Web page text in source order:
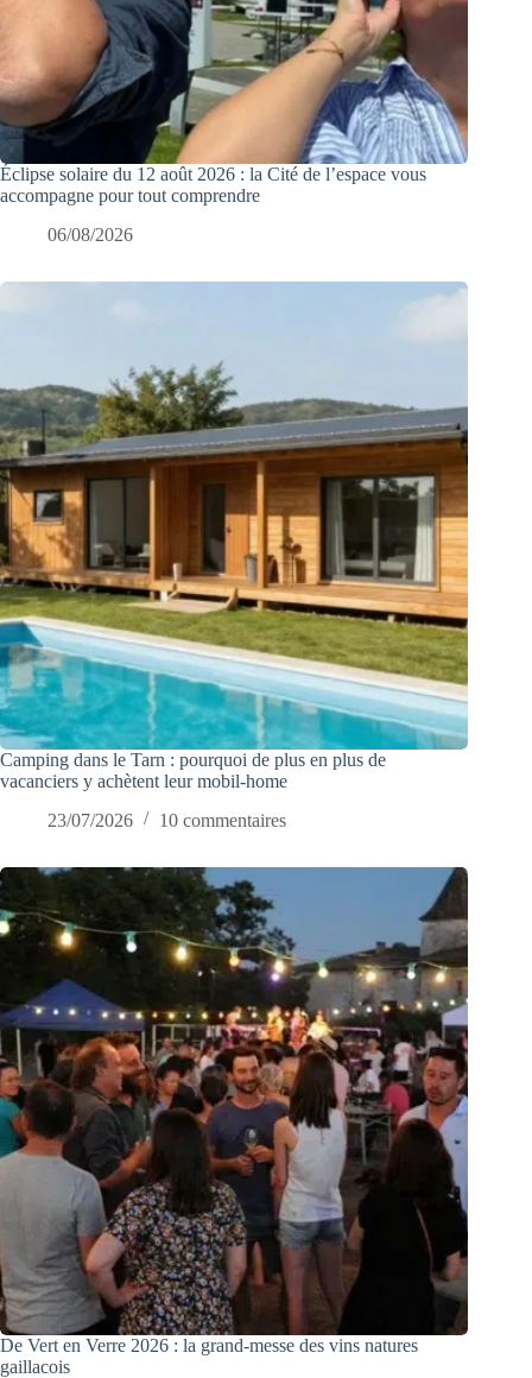
Éclipse solaire du 12 août 2026 : la Cité de l’espace vous
accompagne pour tout comprendre
06/08/2026
Camping dans le Tarn : pourquoi de plus en plus de
vacanciers y achètent leur mobil-home
23/07/2026
10 commentaires
De Vert en Verre 2026 : la grand-messe des vins natures
gaillacois